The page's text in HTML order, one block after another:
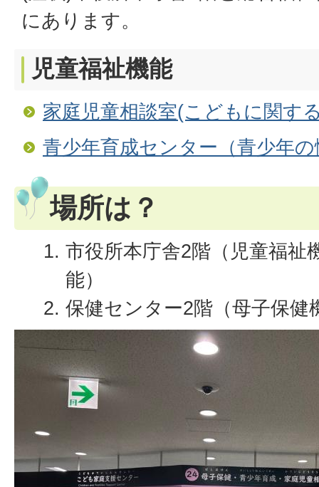
にあります。
児童福祉機能
家庭児童相談室(こどもに関す
青少年育成センター（青少年
場所は？
市役所本庁舎2階（児童福祉
能）
保健センター2階（母子保健